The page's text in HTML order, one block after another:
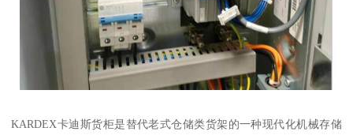
KARDEX卡迪斯货柜是替代老式仓储类货架的一种现代化机械存储